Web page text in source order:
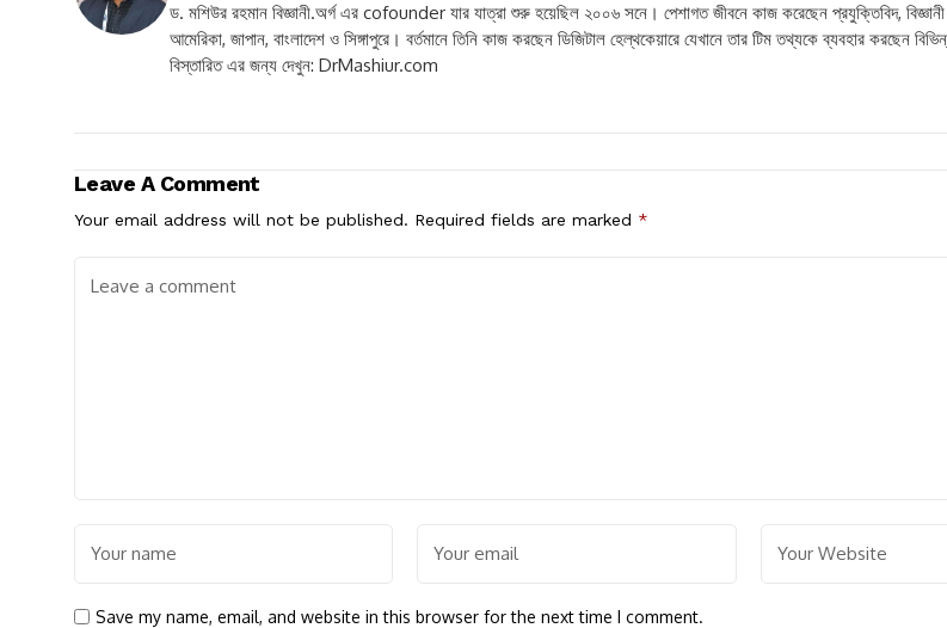
ড. মশিউর রহমান বিজ্ঞানী.অর্গ এর cofounder যার যাত্রা শুরু হয়েছিল ২০০৬ সনে। পেশাগত জীবনে কাজ করেছেন প্রযুক্তিবিদ, বিজ্ঞানী
আমেরিকা, জাপান, বাংলাদেশ ও সিঙ্গাপুরে। বর্তমানে তিনি কাজ করছেন ডিজিটাল হেল্থকেয়ারে যেখানে তার টিম তথ্যকে ব্যবহার করছেন
বিস্তারিত এর জন্য দেখুন: DrMashiur.com
Leave A Comment
Your email address will not be published. Required fields are marked *
Save my name, email, and website in this browser for the next time I comment.